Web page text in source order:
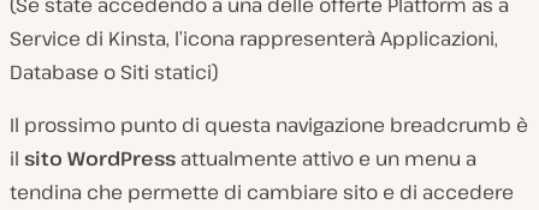
Service di Kinsta, l’icona rappresenterà Applicazioni,
Database o Siti statici)
Il prossimo punto di questa navigazione breadcrumb è
il sito WordPress attualmente attivo e un menu a
tendina che permette di cambiare sito e di accedere